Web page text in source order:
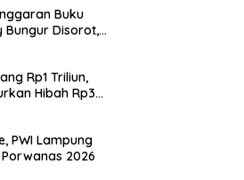
Mendagri: Ada 79 Daerah
Dana
Buku
Bungur Disorot,
Rp1 Triliun,
Hibah Rp35
PWI Lampung
2026